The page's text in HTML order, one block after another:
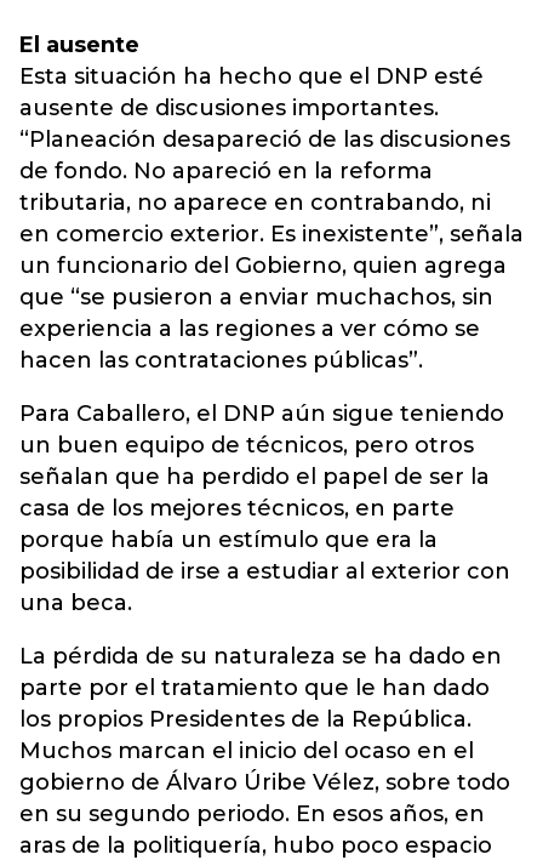
El ausente
Esta situación ha hecho que el DNP esté
ausente de discusiones importantes.
“Planeación desapareció de las discusiones
de fondo. No apareció en la reforma
tributaria, no aparece en contrabando, ni
en comercio exterior. Es inexistente”, señala
un funcionario del Gobierno, quien agrega
que “se pusieron a enviar muchachos, sin
experiencia a las regiones a ver cómo se
hacen las contrataciones públicas”.
Para Caballero, el DNP aún sigue teniendo
un buen equipo de técnicos, pero otros
señalan que ha perdido el papel de ser la
casa de los mejores técnicos, en parte
porque había un estímulo que era la
posibilidad de irse a estudiar al exterior con
una beca.
La pérdida de su naturaleza se ha dado en
parte por el tratamiento que le han dado
los propios Presidentes de la República.
Muchos marcan el inicio del ocaso en el
gobierno de Álvaro Úribe Vélez, sobre todo
en su segundo periodo. En esos años, en
aras de la politiquería, hubo poco espacio